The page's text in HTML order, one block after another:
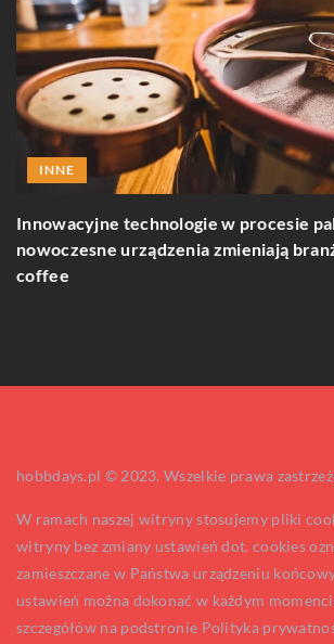
INNE
Innowacyjne technologie w procesie
nowoczesne urządzenia zmieniają
coffee
hobbdays.pl © 2023. Wszelkie prawa
W ramach naszej witryny stosujemy pliki
witryny bez zmiany ustawień dot. cookies
zamieszczane w Państwa urządzeniu
ustawień można dokonać w każdym
szczegółów na podstronie Polityka